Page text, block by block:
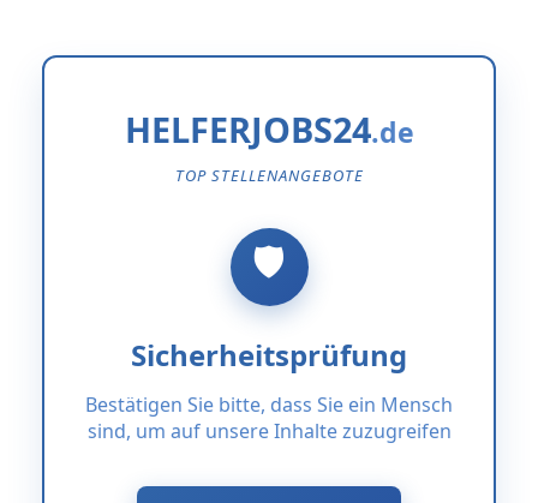
HELFERJOBS24
TOP STELLENANGEBOTE
Sicherheitsprüfung
Bestätigen Sie bitte, dass Sie ein Mensch
sind, um auf unsere Inhalte zuzugreifen